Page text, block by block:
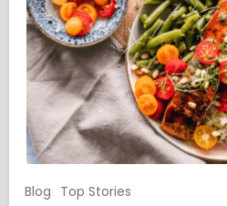
Blog Top Stories